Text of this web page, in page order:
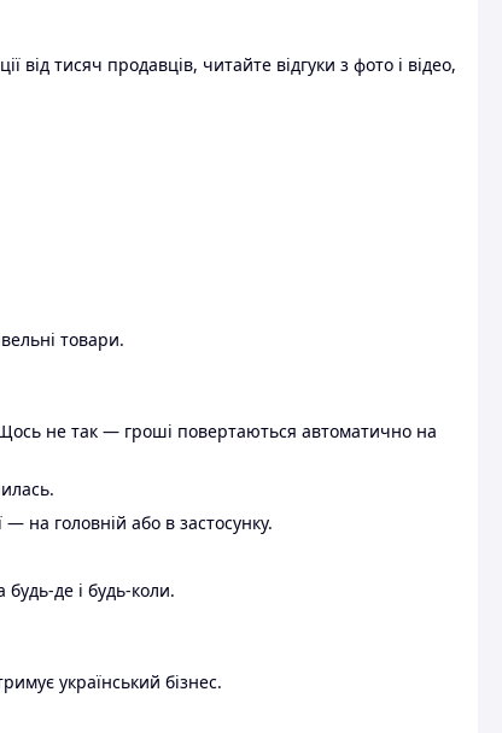
тисяч продавців, читайте відгуки з фото і відео,
товари.
не так — гроші повертаються автоматично на
на головній або в застосунку.
де і будь-коли.
український бізнес.